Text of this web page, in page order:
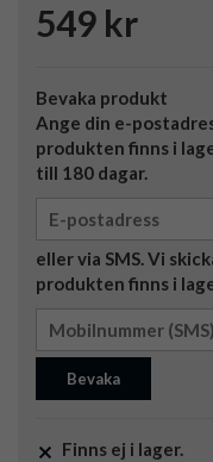
549 kr
Bevaka produkt
Ange din e-
produkten finns i
till 180 dagar.
eller via SMS. Vi
produkten finns i
Bevaka
Finns ej i lager.